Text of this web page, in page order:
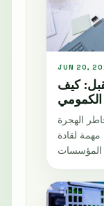
JUN 20,
كيف
الكمومي
الهجرة
لقادة